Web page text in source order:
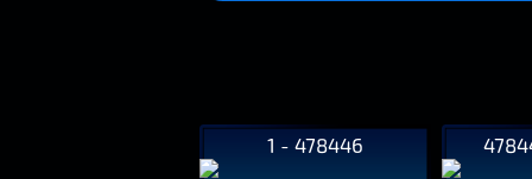
1 - 478446